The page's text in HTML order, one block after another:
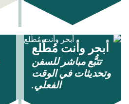
أبحر وأنت مُطّلع
تتبُّع مباشر للسفن
وتحديثات في الوقت
الفعلي.